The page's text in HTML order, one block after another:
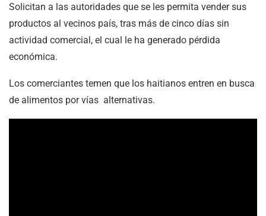
Solicitan a las autoridades que se les permita vender sus
productos al vecinos país, tras más de cinco días sin
actividad comercial, el cual le ha generado pérdida
económica.
Los comerciantes temen que los haitianos entren en busca
de alimentos por vías alternativas.